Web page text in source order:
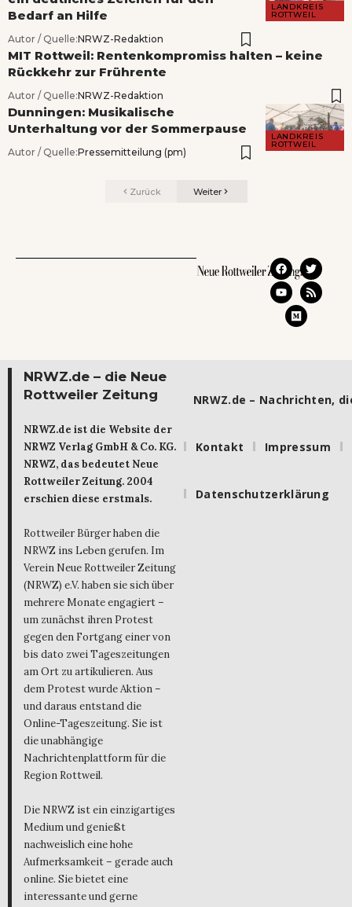
LANDKREIS
ROTTWEIL
Bedarf an Hilfe
Autor / Quelle:NRWZ-Redaktion
MIT Rottweil: Rentenkompromiss halten – keine
Rückkehr zur Frührente
Autor / Quelle:NRWZ-Redaktion
LANDKREIS
ROTTWEIL
Dunningen: Musikalische
Unterhaltung vor der Sommerpause
Autor / Quelle:Pressemitteilung (pm)
Zurück Weiter
NRWZ.de – die Neue
Rottweiler Zeitung
NRWZ.de ist die Website der
NRWZ Verlag GmbH & Co. KG.
NRWZ, das bedeutet Neue
Rottweiler Zeitung. 2004
erschien diese erstmals.
Rottweiler Bürger haben die
NRWZ ins Leben gerufen. Im
Verein Neue Rottweiler Zeitung
(NRWZ) e.V. haben sie sich über
mehrere Monate engagiert –
um zunächst ihren Protest
gegen den Fortgang einer von
bis dato zwei Tageszeitungen
am Ort zu artikulieren. Aus
dem Protest wurde Aktion –
und daraus entstand die
Online-Tageszeitung. Sie ist
die unabhängige
Nachrichtenplattform für die
Region Rottweil.
Die NRWZ ist ein einzigartiges
Medium und genießt
nachweislich eine hohe
Aufmerksamkeit – gerade auch
online. Sie bietet eine
interessante und gerne
NRWZ.de – Nachrichten,
Kontakt Impressum
Datenschutzerklärung